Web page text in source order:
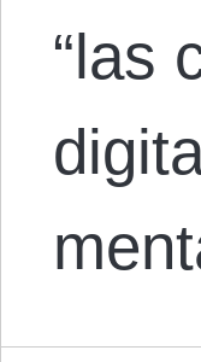
“las